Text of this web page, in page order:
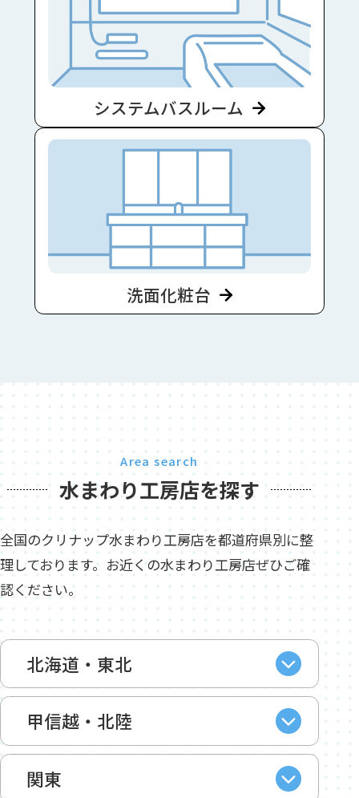
システムバスルーム
洗面化粧台
Area search
水まわり工房店を探す
全国のクリナップ水まわり工房店を都道府県別に整
理しております。お近くの水まわり工房店ぜひご確
認ください。
北海道・東北
甲信越・北陸
関東